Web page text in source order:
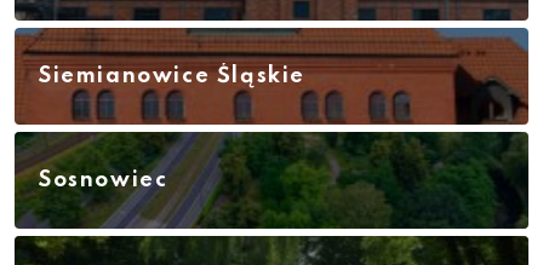
Siemianowice Śląskie
Sosnowiec